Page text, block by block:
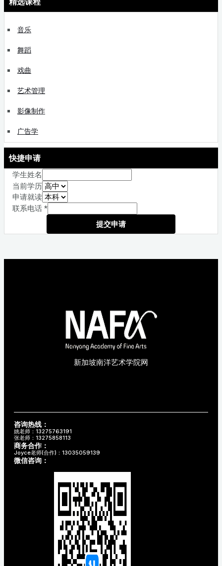
音乐
舞蹈
戏曲
艺术管理
影像制作
广告学
快捷申请
学生姓名
当前学历
申请就读
联系电话 *
提交申请
新加坡南洋艺术学院网
咨询热线：
姚老师：13275763191
张老师：13275858113
商务合作：
Joyce老师(合作)：13035059139
微信咨询：